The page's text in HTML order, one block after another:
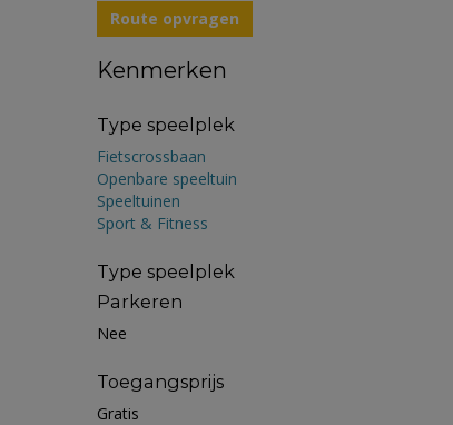
Route opvragen
Kenmerken
Type speelplek
Fietscrossbaan
Openbare speeltuin
Speeltuinen
Sport & Fitness
Type speelplek
Parkeren
Nee
Toegangsprijs
Gratis